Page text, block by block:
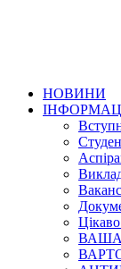
НОВИНИ
ВАША